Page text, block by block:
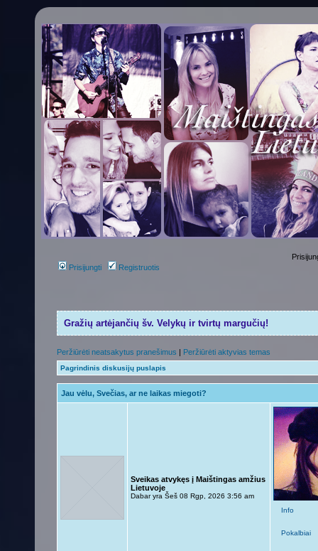
Prisijungti Registruotis
Gražių artėjančių šv. Velykų ir tvirtų margučių!
Peržiūrėti neatsakytus pranešimus | Peržiūrėti aktyvias temas
Pagrindinis diskusijų puslapis
Jau vėlu, Svečias, ar ne laikas miegoti?
Sveikas atvykęs į Maištingas amžius
Lietuvoje
Dabar yra Šeš 08 Rgp, 2026 3:56 am
Info
Pokalbiai